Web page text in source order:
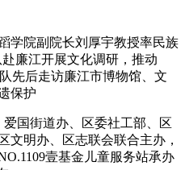
学院副院长刘厚宇教授率民族
廉江开展文化调研，推动
先后走访廉江市博物馆、文
保护
国街道办、区委社工部、区
文明办、区志联会联合主办，
壹基金儿童服务站承办